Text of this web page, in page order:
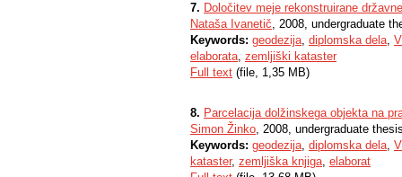
7. Določitev meje rekonstruirane
Nataša Ivanetič, 2008, undergraduate
Keywords: geodezija, diplomska dela,
elaborata, zemljiški kataster
Full text (file, 1,35 MB)
8. Parcelacija dolžinskega objekta na
Simon Žinko, 2008, undergraduate
Keywords: geodezija, diplomska dela,
kataster, zemljiška knjiga, elaborat